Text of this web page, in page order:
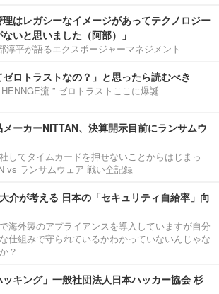
理はレガシーなイメージがあってテクノロジー
いと思いました（阿部）」
淳平が語るエクスポージャーマネジメント
ゼロトラストなの？」と思ったら読むべき
流 ” ゼロトラストここに爆誕
メーカーNITTAN、決算開示目前にランサムウ
してタイムカードを押せないことからはじまっ
vs ランサムウェア 戦い全記録
介が考える 日本の「セキュリティ自給率」向
海外製のアプライアンスを導入していますが自分
仕組みで守られているかわかっていないんじゃな
？
ッキング」一般社団法人日本ハッカー協会 杉